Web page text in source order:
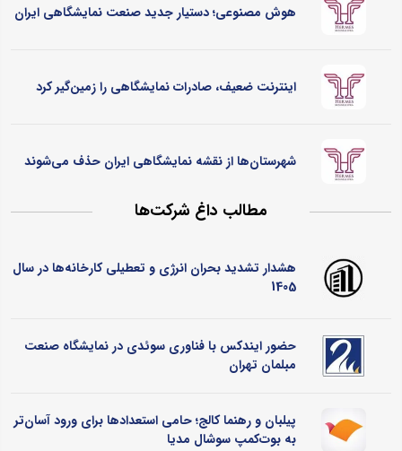
هوش مصنوعی؛ دستیار جدید صنعت نمایشگاهی ایران
اینترنت ضعیف، صادرات نمایشگاهی را زمین‌گیر کرد
شهرستان‌ها از نقشه نمایشگاهی ایران حذف می‌شوند
مطالب داغ شرکت‌ها
هشدار تشدید بحران انرژی و تعطیلی کارخانه‌ها در سال
1405
حضور ایندکس با فناوری سوئدی در نمایشگاه صنعت
مبلمان تهران
پیلبان و رهنما کالج؛ حامی استعدادها برای ورود آسان‌تر
به بوت‌کمپ سوشال مدیا